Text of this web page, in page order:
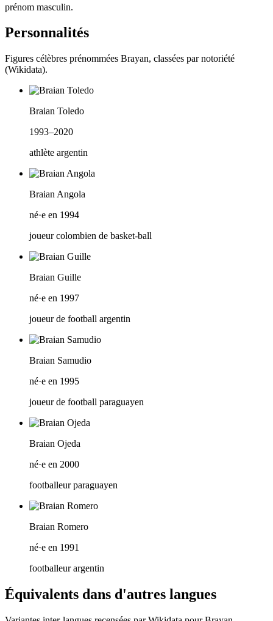
prénom masculin.
Personnalités
Figures célèbres prénommées Brayan, classées par notoriété
(Wikidata).
Braian Toledo
1993–2020
athlète argentin
Braian Angola
né·e en 1994
joueur colombien de basket-ball
Braian Guille
né·e en 1997
joueur de football argentin
Braian Samudio
né·e en 1995
joueur de football paraguayen
Braian Ojeda
né·e en 2000
footballeur paraguayen
Braian Romero
né·e en 1991
footballeur argentin
Équivalents dans d'autres langues